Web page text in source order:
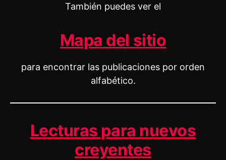
También puedes ver el
Mapa del sitio
para encontrar las publicaciones por orden
alfabético.
Lecturas para nuevos
creyentes